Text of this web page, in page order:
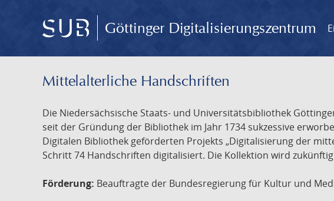
Göttinger Digitalisierungszentrum
Mittelalterliche Handschriften
Die Niedersächsische Staats- und Universitätsbibliothek
seit der Gründung der Bibliothek im Jahr 1734 sukzessive
Digitalen Bibliothek geförderten Projekts „Digitalisierung der
Schritt 74 Handschriften digitalisiert. Die Kollektion wird
Förderung: Beauftragte der Bundesregierung für Kultur und